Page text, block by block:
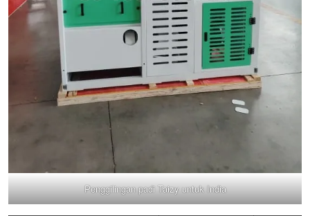
Penggilingan padi Taizy untuk India